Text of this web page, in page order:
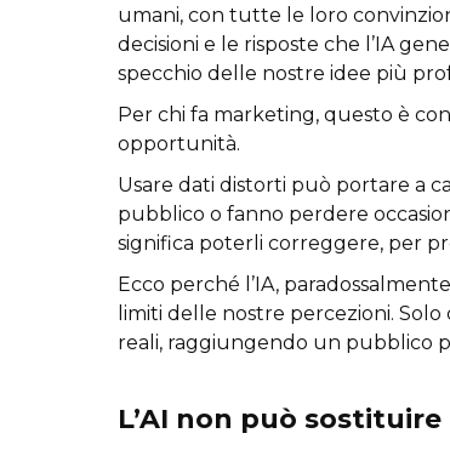
umani, con tutte le loro
decisioni e le risposte che l’IA
specchio delle nostre idee più
Per chi fa marketing, questo è
opportunità.
Usare dati distorti può portare a
pubblico o fanno perdere
significa poterli correggere, per
Ecco perché l’IA,
limiti delle nostre percezioni.
reali, raggiungendo un pubblico
L’AI non può